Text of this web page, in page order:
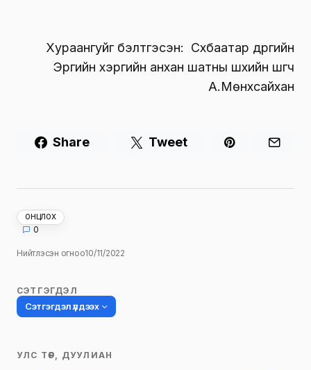
Хураангуйг бэлтгэсэн: Сүхбаатар дүүргийн
Эрүүгийн хэргийн анхан шатны шүүхийн шүүгч
А.Мөнхсайхан
Share Tweet
ОНЦЛОХ
0
Нийтлэсэн огноо10/11/2022
СЭТГЭГДЭЛ
Сэтгэгдэл үлдээх
УЛС ТӨР, ДУУЛИАН